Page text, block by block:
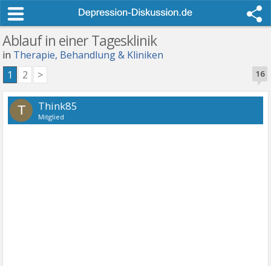
Ablauf in einer Tagesklinik
in Therapie, Behandlung & Kliniken
16
1 2 >
T Think85
Mitglied